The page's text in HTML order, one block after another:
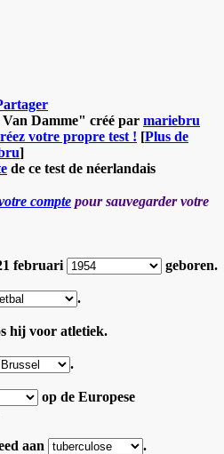
Damme" créé par mariebru
votre propre test ! [Plus de
]
de ce test de néerlandais
compte pour sauvegarder votre
februari geboren.
.
hij voor atletiek.
.
op de Europese
aan .